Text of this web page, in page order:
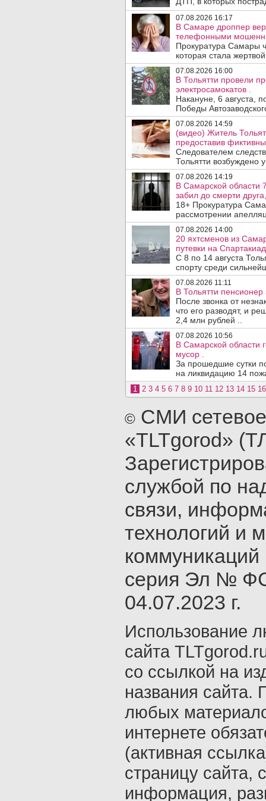
07.08.2026 16:17
В Самаре дроппер
телефонными
Прокуратура Самары
которая стала
07.08.2026 16:00
В Тольятти провели
электросамокатов .
Накануне, 6 августа,
Победы
07.08.2026 14:59
(видео) Житель
предоставив
Следователем
Тольятти возбуждено
07.08.2026 14:19
В Самарской области
забил до смерти
18+ Прокуратура
рассмотрении
07.08.2026 14:00
20 яхтсменов из
путевки на
С 8 по 14 августа
спорту среди
07.08.2026 11:11
В Тольятти
После звонка от
что его разводят, и
2,4 млн рублей ..
07.08.2026 10:56
В Самарской области
мусор .
За прошедшие сутки
на ликвидацию 14
1 2 3 4 5 6 7 8 9 10 11 12 13 14 15 16
© СМИ
«TLTgorod»
службой по
связи,
технологий и
серия Эл №
04.07.2023 г.
Использование
сайта
со ссылкой на
названия сайта.
любых
интернете
(активная
страницу сайта,
информация,